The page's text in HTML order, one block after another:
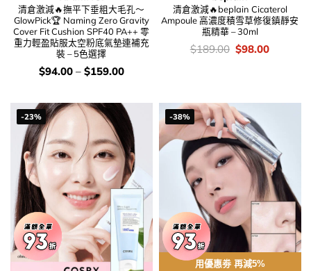
清倉激減🔥撫平下垂粗大毛孔～
GlowPick🏆 Naming Zero Gravity
Cover Fit Cushion SPF40 PA++ 零
重力輕盈貼服太空粉底氣墊連補充
裝 – 5色選擇
價
$94.00– $159.00
清倉激減🔥beplain Cicaterol
Ampoule 高濃度積雪草修復鎮靜安
瓶精華 – 30ml
價
$189.00 Original
$98.00Current
-23% -38%
用優惠劵 再減5%